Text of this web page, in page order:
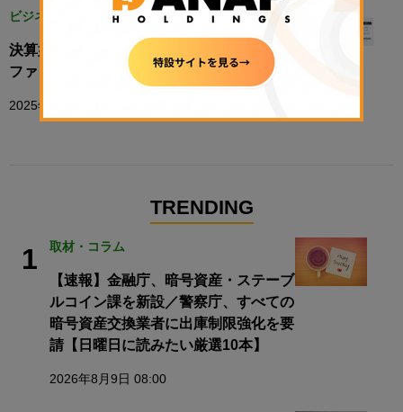
ビジネス
決算好調のgumi、SBIと共同で上場暗号資産
ファンド組成へ
2025年6月11日 18:54
TRENDING
1 取材・コラム
【速報】金融庁、暗号資産・ステーブ
ルコイン課を新設／警察庁、すべての
暗号資産交換業者に出庫制限強化を要
請【日曜日に読みたい厳選10本】
2026年8月9日 08:00